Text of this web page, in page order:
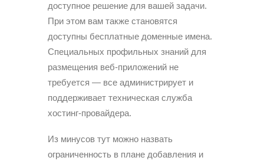
доступное решение для вашей задачи.
При этом вам также становятся
доступны бесплатные доменные имена.
Специальных профильных знаний для
размещения веб-приложений не
требуется — все администрирует и
поддерживает техническая служба
хостинг-провайдера.
Из минусов тут можно назвать
ограниченность в плане добавления и